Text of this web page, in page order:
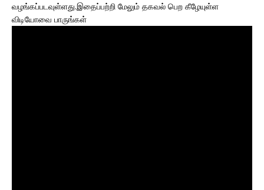
வழங்கப்படவுள்ளது.இதைப்பற்றி மேலும் தகவல் பெற கீழேயுள்ள
விடியோவை பாருங்கள்